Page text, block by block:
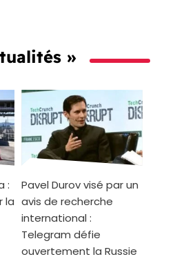
»
:
la
Pavel Durov visé par un
avis de recherche
international :
Telegram défie
ouvertement la Russie